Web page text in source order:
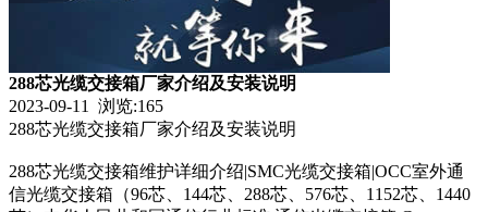
288芯光缆交接箱厂家介绍及安装说明
2023-09-11 浏览:165
288芯光缆交接箱厂家介绍及安装说明
288芯光缆交接箱维护详细介绍|SMC光缆交接箱|OCC室外通
信光缆交接箱（96芯、144芯、288芯、576芯、1152芯、1440